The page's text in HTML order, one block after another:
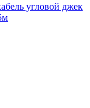
угловой джек